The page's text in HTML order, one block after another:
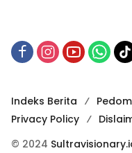
Indeks Berita
Privacy Policy
© 2024